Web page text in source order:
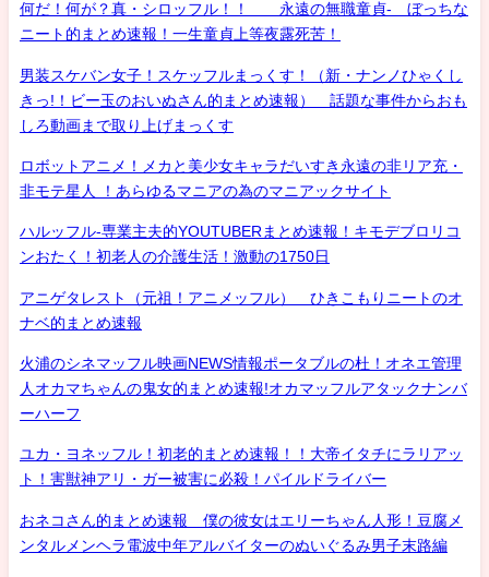
何だ！何が？真・シロッフル！！ 永遠の無職童貞- ぼっちな
ニート的まとめ速報！一生童貞上等夜露死苦！
男装スケバン女子！スケッフルまっくす！（新・ナンノひゃくし
きっ!！ビー玉のおいぬさん的まとめ速報） 話題な事件からおも
しろ動画まで取り上げまっくす
ロボットアニメ！メカと美少女キャラだいすき永遠の非リア充・
非モテ星人 ！あらゆるマニアの為のマニアックサイト
ハルッフル-専業主夫的YOUTUBERまとめ速報！キモデブロリコ
ンおたく！初老人の介護生活！激動の1750日
アニゲタレスト（元祖！アニメッフル） ひきこもりニートのオ
ナベ的まとめ速報
火浦のシネマッフル映画NEWS情報ポータブルの杜！オネエ管理
人オカマちゃんの鬼女的まとめ速報!オカマッフルアタックナンバ
ーハーフ
ユカ・ヨネッフル！初老的まとめ速報！！大帝イタチにラリアッ
ト！害獣神アリ・ガー被害に必殺！パイルドライバー
おネコさん的まとめ速報 僕の彼女はエリーちゃん人形！豆腐メ
ンタルメンヘラ電波中年アルバイターのぬいぐるみ男子末路編